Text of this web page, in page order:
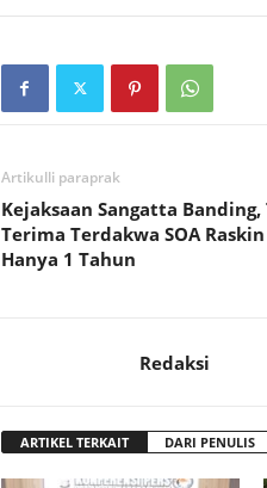
Artikulli paraprak
Kejaksaan Sangatta Banding,
Terima Terdakwa SOA
Hanya 1 Tahun
Redaksi
ARTIKEL TERKAIT DARI PENULIS